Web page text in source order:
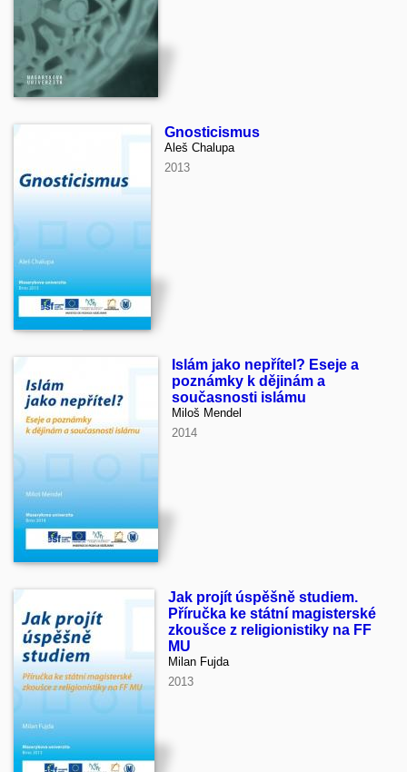
Gnosticismus
Aleš Chalupa
2013
Islám jako nepřítel? Eseje a
poznámky k dějinám a
současnosti islámu
Miloš Mendel
2014
Jak projít úspěšně studiem.
Příručka ke státní magisterské
zkoušce z religionistiky na FF
MU
Milan Fujda
2013